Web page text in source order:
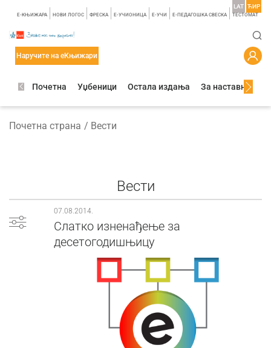
E-КЊИЖАРА НОВИ ЛОГОС ФРЕСКА E-УЧИОНИЦА E-УЧИ Е-ПЕДАГОШКА СВЕСКА TЕСТОМАТ
LAT ЋИР
Наручите на еКњижари
Почетна Уџбеници Остала издања За наставнике
Почетна страна Вести
Вести
07.08.2014.
Слатко изненађење за
десетогодишњицу